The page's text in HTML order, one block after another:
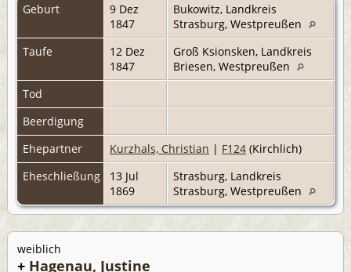
Geburt
9 Dez
1847
Bukowitz, Landkreis
Strasburg, Westpreußen
Taufe
12 Dez
1847
Groß Ksionsken, Landkreis
Briesen, Westpreußen
Tod
Beerdigung
Ehepartner
Kurzhals, Christian | F124 (Kirchlich)
Eheschließung
13 Jul
1869
Strasburg, Landkreis
Strasburg, Westpreußen
weiblich
+ Hagenau, Justine